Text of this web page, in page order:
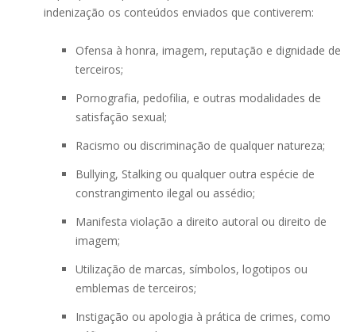
indenização os conteúdos enviados que contiverem:
Ofensa à honra, imagem, reputação e dignidade de
terceiros;
Pornografia, pedofilia, e outras modalidades de
satisfação sexual;
Racismo ou discriminação de qualquer natureza;
Bullying, Stalking ou qualquer outra espécie de
constrangimento ilegal ou assédio;
Manifesta violação a direito autoral ou direito de
imagem;
Utilização de marcas, símbolos, logotipos ou
emblemas de terceiros;
Instigação ou apologia à prática de crimes, como